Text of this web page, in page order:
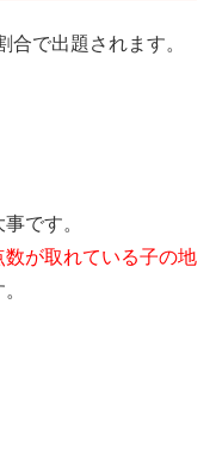
合で出題されます。
です。
数が取れている子の地